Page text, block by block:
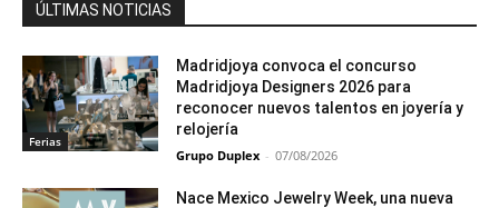
ÚLTIMAS NOTICIAS
Ferias
Madridjoya convoca el concurso
Madridjoya Designers 2026 para
reconocer nuevos talentos en joyería y
relojería
Grupo Duplex - 07/08/2026
Nace Mexico Jewelry Week, una nueva